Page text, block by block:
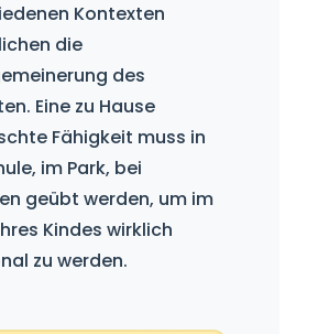
Kontexten
die
des
Eine zu Hause
Fähigkeit muss in
im Park, bei
geübt werden, um im
Kindes wirklich
zu werden.